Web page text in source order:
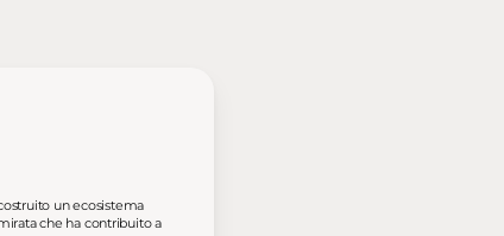
un ecosistema
che ha contribuito a